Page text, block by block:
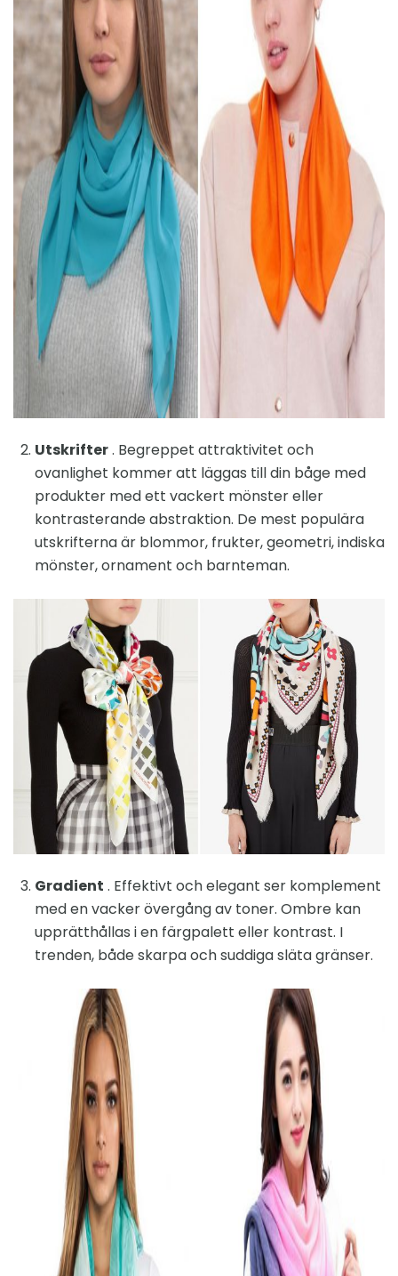
ad
Utskrifter. Begreppet attraktivitet och
ovanlighet kommer att läggas till din båge med
produkter med ett vackert mönster eller
kontrasterande abstraktion. De mest populära
utskrifterna är blommor, frukter, geometri, indiska
mönster, ornament och barnteman.
Gradient . Effektivt och elegant ser komplement
med en vacker övergång av toner. Ombre kan
upprätthållas i en färgpalett eller kontrast. I
trenden, både skarpa och suddiga släta gränser.